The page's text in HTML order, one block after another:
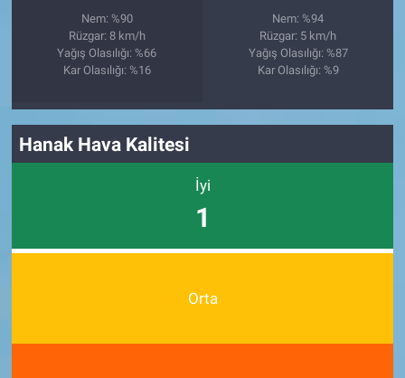
Nem: %90
Rüzgar: 8 km/h
Yağış Olasılığı: %66
Kar Olasılığı: %16
Nem: %94
Rüzgar: 5 km/h
Yağış Olasılığı: %87
Kar Olasılığı: %9
Hanak Hava Kalitesi
İyi
1
Orta